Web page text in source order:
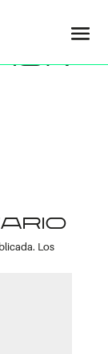
Los